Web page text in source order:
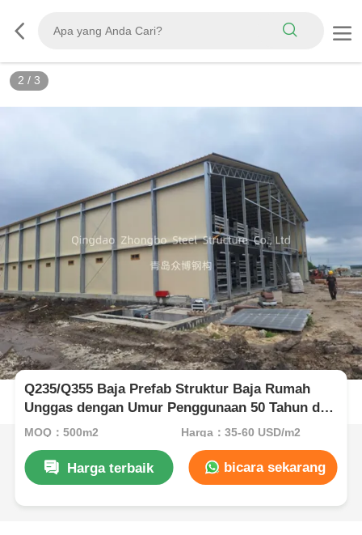
2 / 3
Q235/Q355 Baja Prefab Struktur Baja Rumah
Unggas dengan Umur Penggunaan 50 Tahun dan
Desain Khusus
MOQ：500m2 Harga：35-60 USD/m2
Harga terbaik bicara sekarang